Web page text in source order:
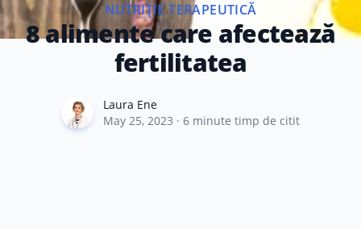
NUTRIȚIE TERAPEUTICĂ
8 alimente care afectează
fertilitatea
Laura EneLaura Ene
May 25, 2023 · 6 minute timp de citit